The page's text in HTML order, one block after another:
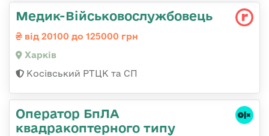
Медик-Військовослужбовець
від 20100 до 125000 грн
Харків
Косівський РТЦК та СП
Оператор БпЛА
квадракоптерного типу